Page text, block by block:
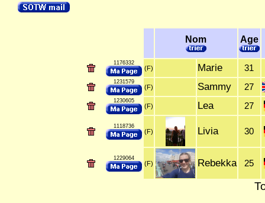
Nom Age
1176332
(F) Marie 31
1231579
(F) Sammy 27
1230605
(F) Lea 27
1118736
(F) Livia 30
1229064
(F) Rebekka 25